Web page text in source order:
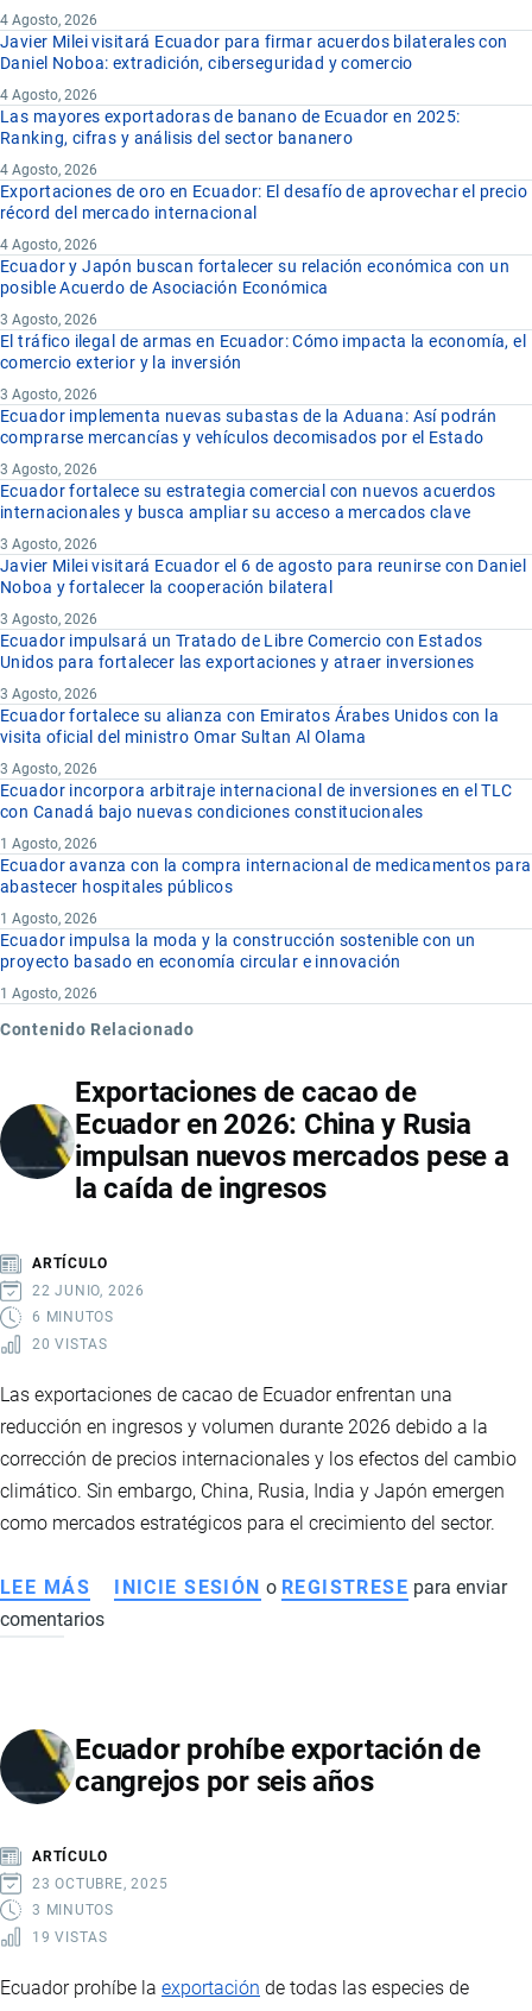
4 Agosto, 2026
Javier Milei visitará Ecuador para firmar acuerdos bilaterales con
Daniel Noboa: extradición, ciberseguridad y comercio
4 Agosto, 2026
Las mayores exportadoras de banano de Ecuador en 2025:
Ranking, cifras y análisis del sector bananero
4 Agosto, 2026
Exportaciones de oro en Ecuador: El desafío de aprovechar el precio
récord del mercado internacional
4 Agosto, 2026
Ecuador y Japón buscan fortalecer su relación económica con un
posible Acuerdo de Asociación Económica
3 Agosto, 2026
El tráfico ilegal de armas en Ecuador: Cómo impacta la economía, el
comercio exterior y la inversión
3 Agosto, 2026
Ecuador implementa nuevas subastas de la Aduana: Así podrán
comprarse mercancías y vehículos decomisados por el Estado
3 Agosto, 2026
Ecuador fortalece su estrategia comercial con nuevos acuerdos
internacionales y busca ampliar su acceso a mercados clave
3 Agosto, 2026
Javier Milei visitará Ecuador el 6 de agosto para reunirse con Daniel
Noboa y fortalecer la cooperación bilateral
3 Agosto, 2026
Ecuador impulsará un Tratado de Libre Comercio con Estados
Unidos para fortalecer las exportaciones y atraer inversiones
3 Agosto, 2026
Ecuador fortalece su alianza con Emiratos Árabes Unidos con la
visita oficial del ministro Omar Sultan Al Olama
3 Agosto, 2026
Ecuador incorpora arbitraje internacional de inversiones en el TLC
con Canadá bajo nuevas condiciones constitucionales
1 Agosto, 2026
Ecuador avanza con la compra internacional de medicamentos para
abastecer hospitales públicos
1 Agosto, 2026
Ecuador impulsa la moda y la construcción sostenible con un
proyecto basado en economía circular e innovación
1 Agosto, 2026
Contenido Relacionado
Exportaciones de cacao de
Ecuador en 2026: China y Rusia
impulsan nuevos mercados pese a
la caída de ingresos
ARTÍCULO
22 JUNIO, 2026
6 MINUTOS
20 VISTAS
Las exportaciones de cacao de Ecuador enfrentan una
reducción en ingresos y volumen durante 2026 debido a la
corrección de precios internacionales y los efectos del cambio
climático. Sin embargo, China, Rusia, India y Japón emergen
como mercados estratégicos para el crecimiento del sector.
LEE MÁS SOBRE
EXPORTACIONES
ECUADOR
EN
Y
RUSIA
IMPULSAN
MERCADOS
INICIE SESIÓN o REGISTRESE para enviar
comentarios
Ecuador prohíbe exportación de
cangrejos por seis años
ARTÍCULO
23 OCTUBRE, 2025
3 MINUTOS
19 VISTAS
Ecuador prohíbe la exportación de todas las especies de